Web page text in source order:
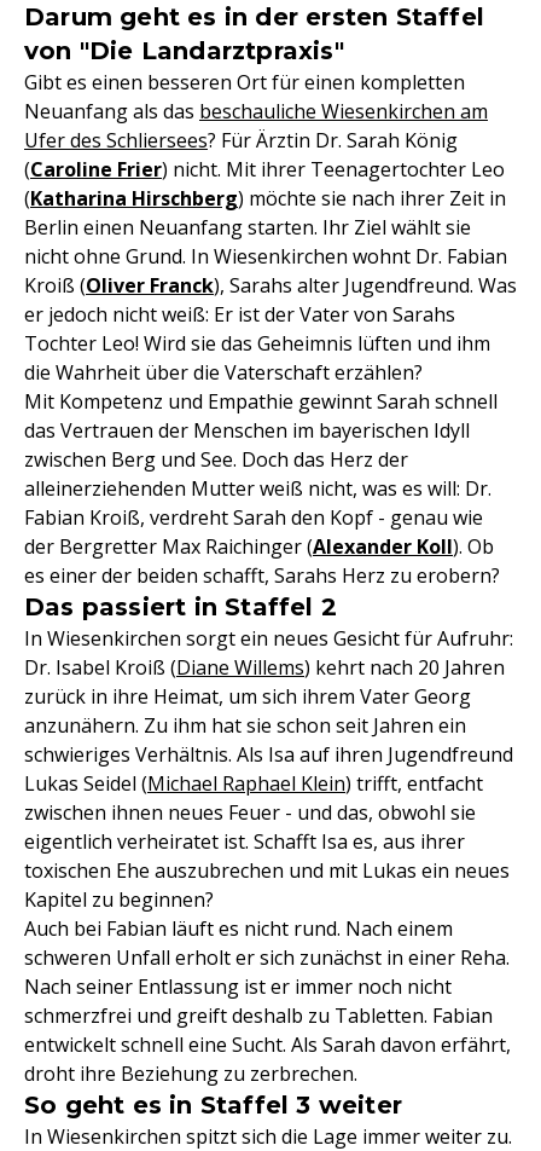
Darum geht es in der ersten Staffel
von "Die Landarztpraxis"
Gibt es einen besseren Ort für einen kompletten
Neuanfang als das beschauliche Wiesenkirchen am
Ufer des Schliersees? Für Ärztin Dr. Sarah König
(Caroline Frier) nicht. Mit ihrer Teenagertochter Leo
(Katharina Hirschberg) möchte sie nach ihrer Zeit in
Berlin einen Neuanfang starten. Ihr Ziel wählt sie
nicht ohne Grund. In Wiesenkirchen wohnt Dr. Fabian
Kroiß (Oliver Franck), Sarahs alter Jugendfreund. Was
er jedoch nicht weiß: Er ist der Vater von Sarahs
Tochter Leo! Wird sie das Geheimnis lüften und ihm
die Wahrheit über die Vaterschaft erzählen?
Mit Kompetenz und Empathie gewinnt Sarah schnell
das Vertrauen der Menschen im bayerischen Idyll
zwischen Berg und See. Doch das Herz der
alleinerziehenden Mutter weiß nicht, was es will: Dr.
Fabian Kroiß, verdreht Sarah den Kopf - genau wie
der Bergretter Max Raichinger (Alexander Koll). Ob
es einer der beiden schafft, Sarahs Herz zu erobern?
Das passiert in Staffel 2
In Wiesenkirchen sorgt ein neues Gesicht für Aufruhr:
Dr. Isabel Kroiß (Diane Willems) kehrt nach 20 Jahren
zurück in ihre Heimat, um sich ihrem Vater Georg
anzunähern. Zu ihm hat sie schon seit Jahren ein
schwieriges Verhältnis. Als Isa auf ihren Jugendfreund
Lukas Seidel (Michael Raphael Klein) trifft, entfacht
zwischen ihnen neues Feuer - und das, obwohl sie
eigentlich verheiratet ist. Schafft Isa es, aus ihrer
toxischen Ehe auszubrechen und mit Lukas ein neues
Kapitel zu beginnen?
Auch bei Fabian läuft es nicht rund. Nach einem
schweren Unfall erholt er sich zunächst in einer Reha.
Nach seiner Entlassung ist er immer noch nicht
schmerzfrei und greift deshalb zu Tabletten. Fabian
entwickelt schnell eine Sucht. Als Sarah davon erfährt,
droht ihre Beziehung zu zerbrechen.
So geht es in Staffel 3 weiter
In Wiesenkirchen spitzt sich die Lage immer weiter zu.